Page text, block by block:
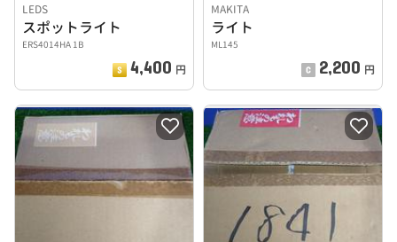
LEDS
スポットライト
ERS4014HA 1B
4,400 円
MAKITA
ライト
ML145
2,200 円